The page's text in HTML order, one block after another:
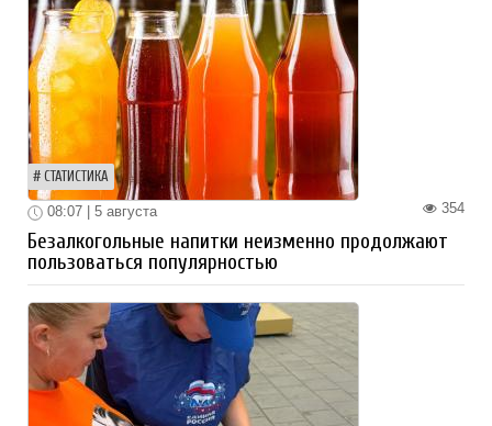
СТАТИСТИКА
354
08:07 | 5 августа
Безалкогольные напитки неизменно продолжают
пользоваться популярностью